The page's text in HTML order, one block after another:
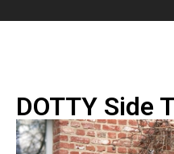
DOTTY Side